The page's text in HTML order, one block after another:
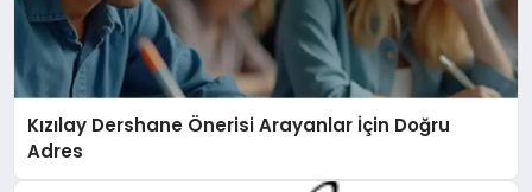
Kızılay Dershane Önerisi Arayanlar İçin Doğru
Adres